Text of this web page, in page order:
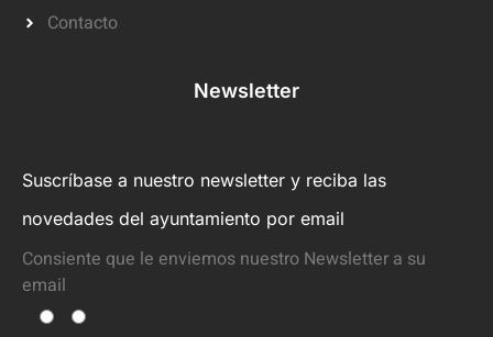
Contacto
Newsletter
Suscríbase a nuestro newsletter y reciba las
novedades del ayuntamiento por email
Consiente que le enviemos nuestro Newsletter a su
email